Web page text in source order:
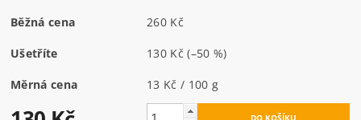
Běžná cena 260 Kč
Ušetříte 130 Kč(–50 %)
Měrná cena 13 Kč / 100 g